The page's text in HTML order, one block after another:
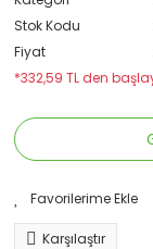
Stok Kodu
Fiyat
*332,59 TL den
Karşılaştır